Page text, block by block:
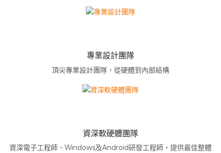
專業設計團隊
頂尖專業設計團隊，從硬體到內部結構
資深軟硬體團隊
資深電子工程師、Windows及Android研發工程師，提供最佳整體